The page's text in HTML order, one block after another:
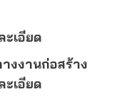
ะเอียด
งงานก่อสร้าง
ะเอียด